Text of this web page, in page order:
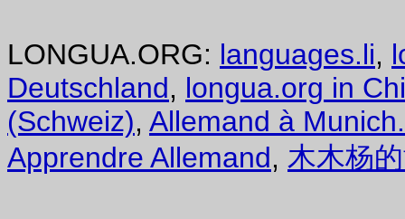
LONGUA.ORG: languages.li,
Deutschland, longua.org in
(Schweiz), Allemand à
Apprendre Allemand, 木木杨